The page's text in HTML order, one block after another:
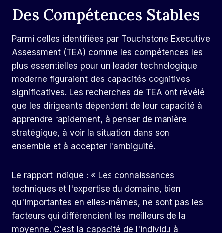
Des Compétences Stables
Parmi celles identifiées par Touchstone Executive
Assessment (TEA) comme les compétences les
plus essentielles pour un leader technologique
moderne figuraient des capacités cognitives
significatives. Les recherches de TEA ont révélé
que les dirigeants dépendent de leur capacité à
apprendre rapidement, à penser de manière
stratégique, à voir la situation dans son
ensemble et à accepter l'ambiguïté.
Le rapport indique : « Les connaissances
techniques et l'expertise du domaine, bien
qu'importantes en elles-mêmes, ne sont pas les
facteurs qui différencient les meilleurs de la
moyenne. C'est la capacité de l'individu à